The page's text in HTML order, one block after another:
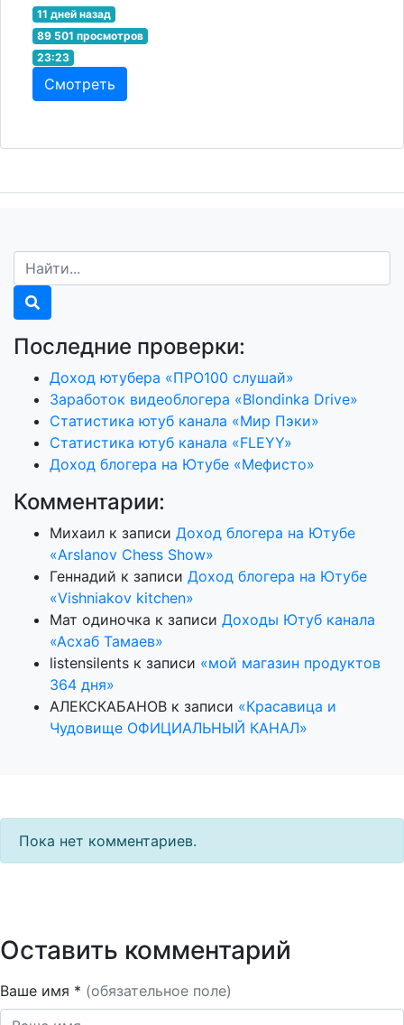
11 дней назад
89 501 просмотров
23:23
Смотреть
Последние проверки:
Доход ютубера «ПРО100 слушай»
Заработок видеоблогера «Blondinka Drive»
Статистика ютуб канала «Мир Пэки»
Статистика ютуб канала «FLEYY»
Доход блогера на Ютубе «Мефисто»
Комментарии:
Михаил к записи Доход блогера на Ютубе
«Arslanov Chess Show»
Геннадий к записи Доход блогера на Ютубе
«Vishniakov kitchen»
Мат одиночка к записи Доходы Ютуб канала
«Асхаб Тамаев»
listensilents к записи «мой магазин продуктов
364 дня»
АЛЕКСКАБАНОВ к записи «Красавица и
Чудовище ОФИЦИАЛЬНЫЙ КАНАЛ»
Пока нет комментариев.
Оставить комментарий
Ваше имя * (обязательное поле)